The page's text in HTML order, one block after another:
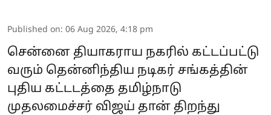
Published on: 06 Aug 2026, 4:18 pm
சென்னை தியாகராய நகரில் கட்டப்பட்டு
வரும் தென்னிந்திய நடிகர் சங்கத்தின்
புதிய கட்டடத்தை தமிழ்நாடு
முதலமைச்சர் விஜய் தான் திறந்து